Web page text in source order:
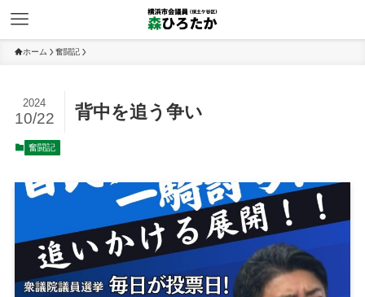
ホーム 奮闘記
背中を追う争い
2024
10/22
奮闘記